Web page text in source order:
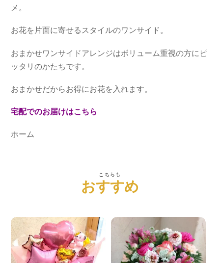
メ。
お花を片面に寄せるスタイルのワンサイド。
おまかせワンサイドアレンジはボリューム重視の方にピ
ッタリのかたちです。
おまかせだからお得にお花を入れます。
宅配でのお届けはこちら
ホーム
こちらも
おすすめ